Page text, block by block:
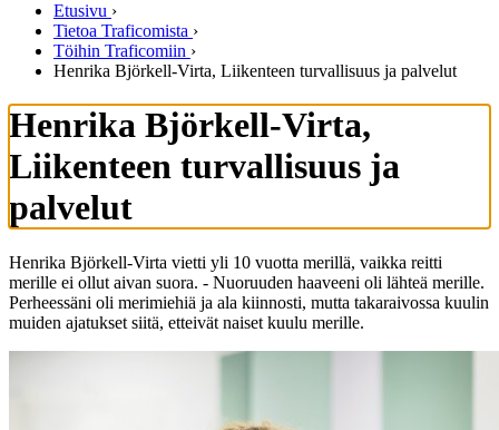
Etusivu ›
Tietoa Traficomista ›
Töihin Traficomiin ›
Henrika Björkell-Virta, Liikenteen turvallisuus ja palvelut
Henrika Björkell-Virta,
Liikenteen turvallisuus ja
palvelut
Henrika Björkell-Virta vietti yli 10 vuotta merillä, vaikka reitti
merille ei ollut aivan suora. - Nuoruuden haaveeni oli lähteä merille.
Perheessäni oli merimiehiä ja ala kiinnosti, mutta takaraivossa kuulin
muiden ajatukset siitä, etteivät naiset kuulu merille.